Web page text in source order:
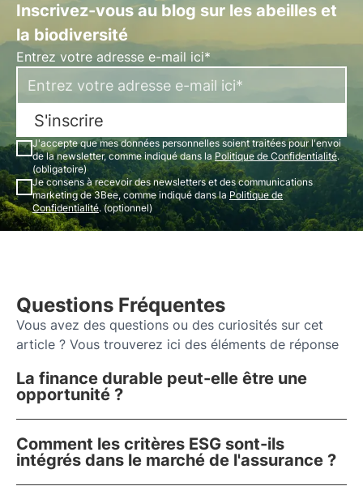
Inscrivez-vous au blog sur les abeilles et
la biodiversité
Entrez votre adresse e-mail ici*
S'inscrire
J'accepte que mes données personnelles soient traitées pour l'envoi
de la newsletter, comme indiqué dans la Politique de Confidentialité.
(obligatoire)
Je consens à recevoir des newsletters et des communications
marketing de 3Bee, comme indiqué dans la Politique de
Confidentialité. (optionnel)
Questions Fréquentes
Vous avez des questions ou des curiosités sur cet
article ? Vous trouverez ici des éléments de réponse
La finance durable peut-elle être une
opportunité ?
Comment les critères ESG sont-ils
intégrés dans le marché de l'assurance ?